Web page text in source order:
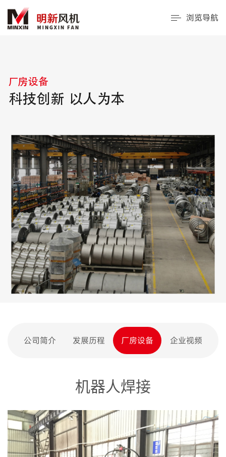
浏览导航
厂房设备
科技创新 以人为本
公司简介 发展历程 厂房设备 企业视频
机器人焊接